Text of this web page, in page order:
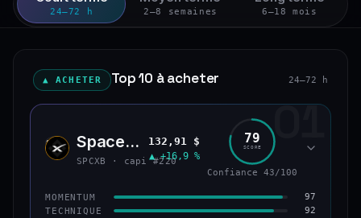
24–72 h 2–8 semaines 6–18 mois
▲ ACHETER Top 10 à acheter 24–72 h
01
SPCX SpaceX (bStocks Tokenized Stock)
SPCXB · capi #220
132,91 $
▲ +16,9 %
79
SCORE
Confiance 43/100
MOMENTUM 97
TECHNIQUE 92